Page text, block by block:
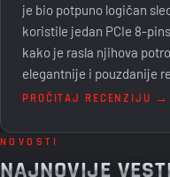
je bio potpuno logičan
koristile jedan PCIe 8-
kako je rasla njihova
elegantnije i pouzdanije
PROČITAJ RECENZIJU →
NOVOSTI
NAJNOVIJE VESTI